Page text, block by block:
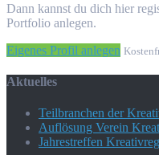
Dann kannst du dich hier
Portfolio anlegen.
Eigenes Profil anlegen
Aktuelles
Teilbranchen der
Auflösung Verein
Jahrestreffen